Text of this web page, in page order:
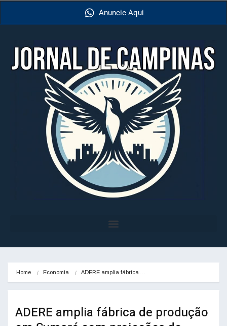
Anuncie Aqui
Home Economia ADERE amplia fábrica…
ADERE amplia fábrica de produção